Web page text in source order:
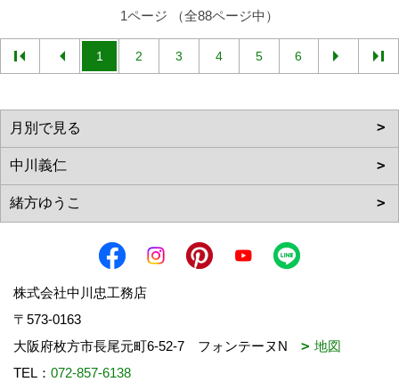
1ページ （全88ページ中）
1 2 3 4 5 6
株式会社中川忠工務店
〒573-0163
大阪府枚方市長尾元町6-52-7 フォンテーヌN
地図
TEL： 072-857-6138